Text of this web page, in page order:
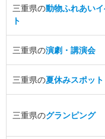
三重県の動物ふれあい
ト
三重県の演劇・講演会
三重県の夏休みスポット
三重県のグランピング